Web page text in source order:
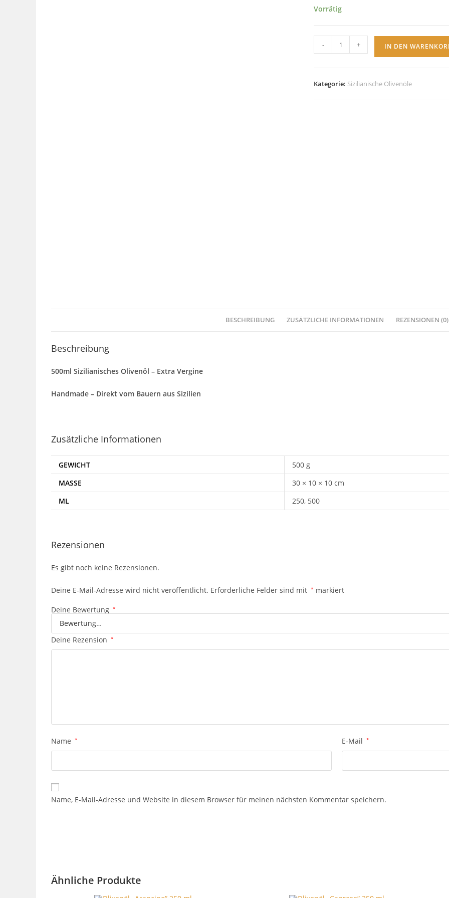
Vorrätig
–
Olivenöl
- + IN DEN
Kategorie: Sizilianische Olivenöle
BESCHREIBUNG ZUSÄTZLICHE INFORMATIONEN REZENSIONEN (0)
Beschreibung
500ml Sizilianisches Olivenöl – Extra Vergine
Handmade – Direkt vom Bauern aus Sizilien
Zusätzliche Informationen
GEWICHT
500 g
MASSE
30 × 10 × 10 cm
ML
250, 500
Rezensionen
Es gibt noch keine Rezensionen.
Deine E-Mail-Adresse wird nicht veröffentlicht. Erforderliche Felder sind mit * markiert
Deine Bewertung *
Deine Rezension *
Name * E-Mail *
Name, E-Mail-Adresse und Website in diesem Browser für meinen nächsten Kommentar speichern.
Ähnliche Produkte